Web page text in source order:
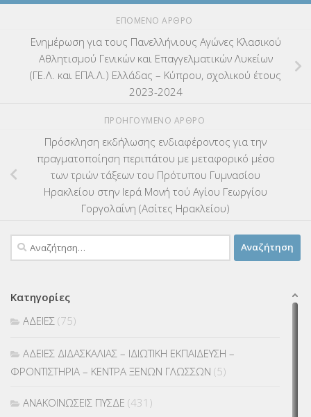
ΕΠΌΜΕΝΟ ΆΡΘΡΟ
Ενημέρωση για τους Πανελλήνιους Αγώνες Κλασικού
Αθλητισμού Γενικών και Επαγγελματικών Λυκείων
(ΓΕ.Λ. και ΕΠΑ.Λ.) Ελλάδας – Κύπρου, σχολικού έτους
2023-2024
ΠΡΟΗΓΟΎΜΕΝΟ ΆΡΘΡΟ
Πρόσκληση εκδήλωσης ενδιαφέροντος για την
πραγματοποίηση περιπάτου με μεταφορικό μέσο
των τριών τάξεων του Πρότυπου Γυμνασίου
Ηρακλείου στην Ιερά Μονή τού Αγίου Γεωργίου
Γοργολαΐνη (Ασίτες Ηρακλείου)
Αναζήτηση
για:
Κατηγορίες
ΑΔΕΙΕΣ (75)
ΑΔΕΙΕΣ ΔΙΔΑΣΚΑΛΙΑΣ – ΙΔΙΩΤΙΚΗ ΕΚΠΑΙΔΕΥΣΗ –
ΦΡΟΝΤΙΣΤΗΡΙΑ – ΚΕΝΤΡΑ ΞΕΝΩΝ ΓΛΩΣΣΩΝ (5)
ΑΝΑΚΟΙΝΩΣΕΙΣ ΠΥΣΔΕ (431)